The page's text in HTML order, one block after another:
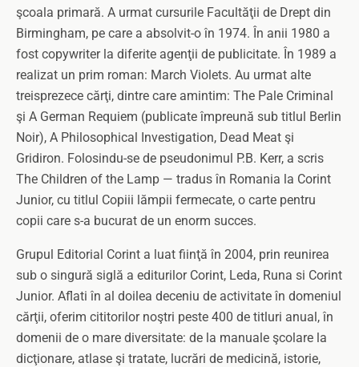
şcoala primară. A urmat cursurile Facultăţii de Drept din
Birmingham, pe care a absolvit-o în 1974. În anii 1980 a
fost copywriter la diferite agenţii de publicitate. În 1989 a
realizat un prim roman: March Violets. Au urmat alte
treisprezece cărţi, dintre care amintim: The Pale Criminal
şi A German Requiem (publicate împreună sub titlul Berlin
Noir), A Philosophical Investigation, Dead Meat şi
Gridiron. Folosindu-se de pseudonimul P.B. Kerr, a scris
The Children of the Lamp — tradus în Romania la Corint
Junior, cu titlul Copiii lămpii fermecate, o carte pentru
copii care s-a bucurat de un enorm succes.
Grupul Editorial Corint a luat fiinţă în 2004, prin reunirea
sub o singură siglă a editurilor Corint, Leda, Runa si Corint
Junior. Aflati în al doilea deceniu de activitate în domeniul
cărţii, oferim cititorilor noştri peste 400 de titluri anual, în
domenii de o mare diversitate: de la manuale şcolare la
dicţionare, atlase şi tratate, lucrări de medicină, istorie,